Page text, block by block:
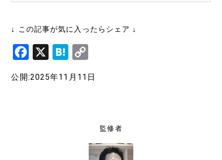
↓ この記事が気に入ったらシェア ↓
F
c
X
H
e
p
k
公開:2025年11月11日
監修者